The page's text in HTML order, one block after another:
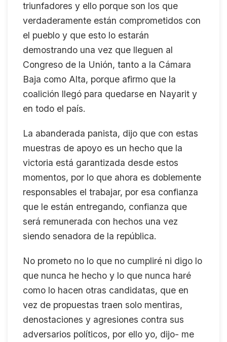
triunfadores y ello porque son los que
verdaderamente están comprometidos con
el pueblo y que esto lo estarán
demostrando una vez que lleguen al
Congreso de la Unión, tanto a la Cámara
Baja como Alta, porque afirmo que la
coalición llegó para quedarse en Nayarit y
en todo el país.
La abanderada panista, dijo que con estas
muestras de apoyo es un hecho que la
victoria está garantizada desde estos
momentos, por lo que ahora es doblemente
responsables el trabajar, por esa confianza
que le están entregando, confianza que
será remunerada con hechos una vez
siendo senadora de la república.
No prometo no lo que no cumpliré ni digo lo
que nunca he hecho y lo que nunca haré
como lo hacen otras candidatas, que en
vez de propuestas traen solo mentiras,
denostaciones y agresiones contra sus
adversarios políticos, por ello yo, dijo- me